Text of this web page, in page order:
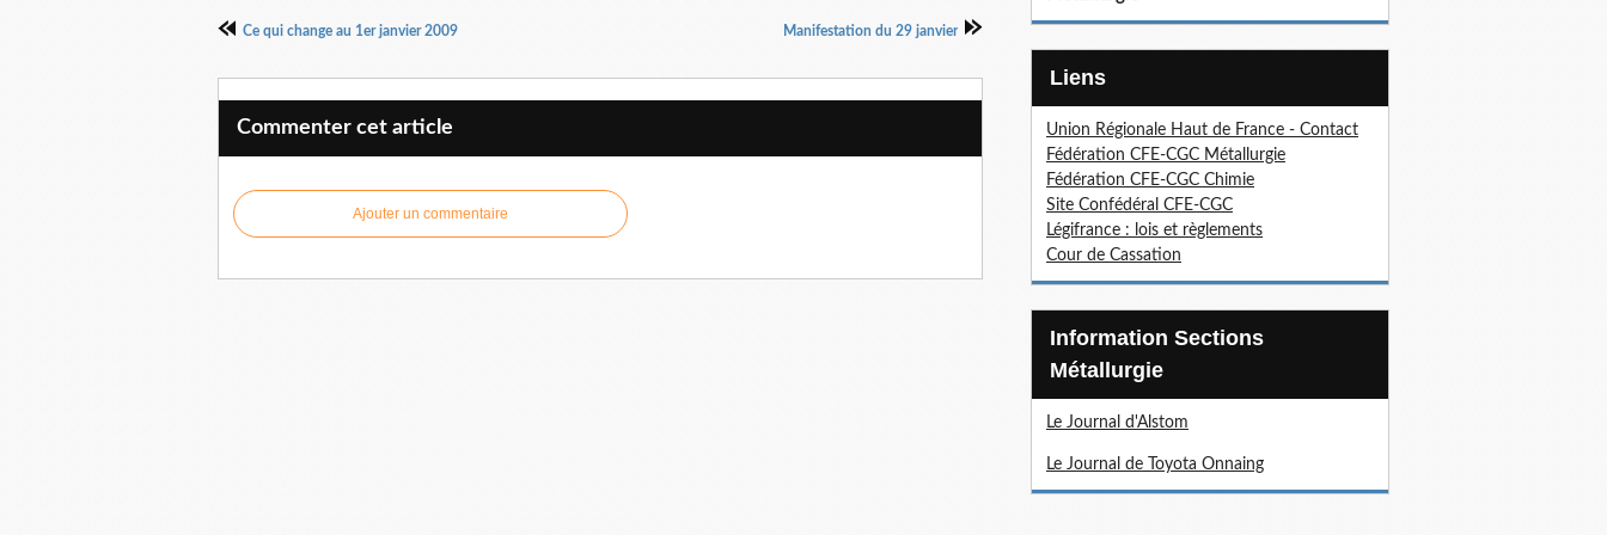
Ce qui change au 1er janvier 2009 Manifestation du 29 janvier
Commenter cet article
Ajouter un commentaire
Liens
Union Régionale Haut de France - Contact
Fédération CFE-CGC Métallurgie
Fédération CFE-CGC Chimie
Site Confédéral CFE-CGC
Légifrance : lois et règlements
Cour de Cassation
Information Sections
Métallurgie
Le Journal d'Alstom
Le Journal de Toyota Onnaing